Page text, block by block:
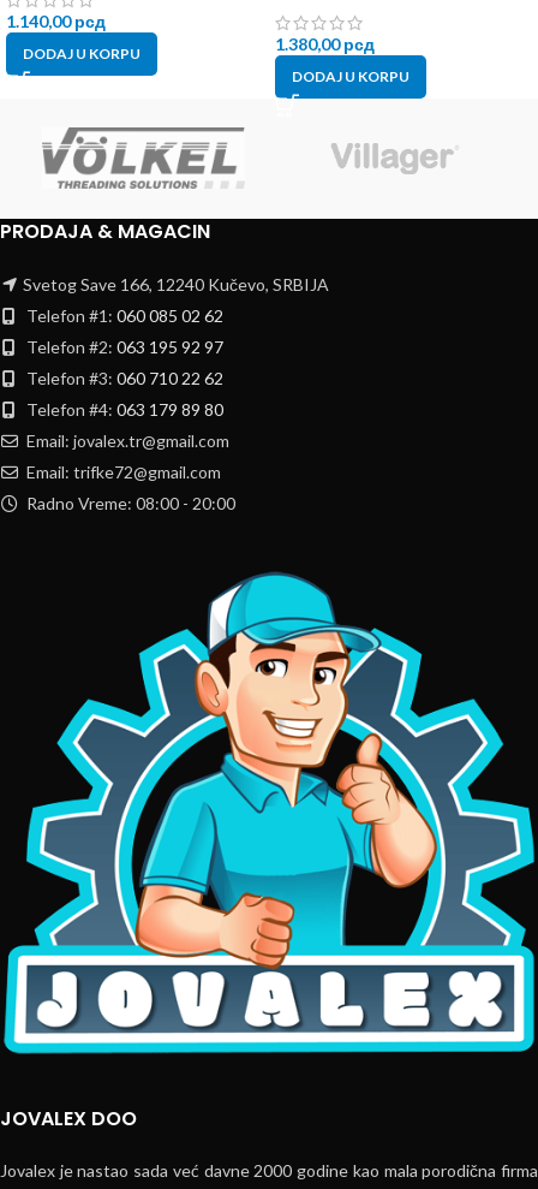
1.140,00рсд
DODAJ U KORPU 1.380,00рсд
DODAJ U KORPU
PRODAJA & MAGACIN
Svetog Save 166, 12240 Kučevo, SRBIJA
Telefon #1: 060 085 02 62
Telefon #2: 063 195 92 97
Telefon #3: 060 710 22 62
Telefon #4: 063 179 89 80
Email: jovalex.tr@gmail.com
Email: trifke72@gmail.com
Radno Vreme: 08:00 - 20:00
JOVALEX DOO
Jovalex je nastao sada već davne 2000 godine kao mala porodična firma